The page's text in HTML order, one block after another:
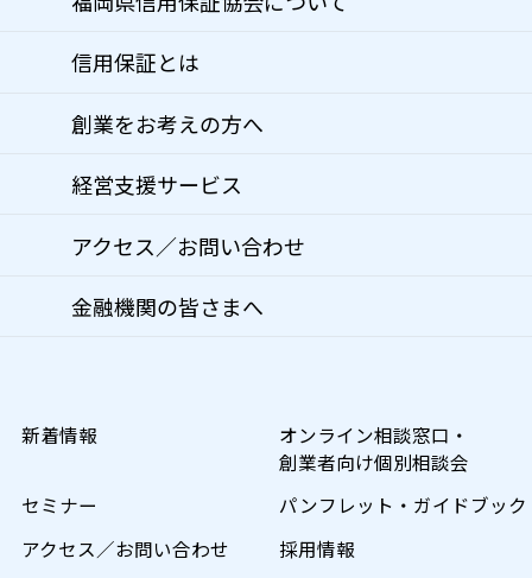
信用保証とは
創業をお考えの方へ
経営支援サービス
アクセス／お問い合わせ
金融機関の皆さまへ
新着情報
オンライン相談窓口・
創業者向け個別相談会
セミナー
パンフレット・ガイドブック
アクセス／お問い合わせ
採用情報